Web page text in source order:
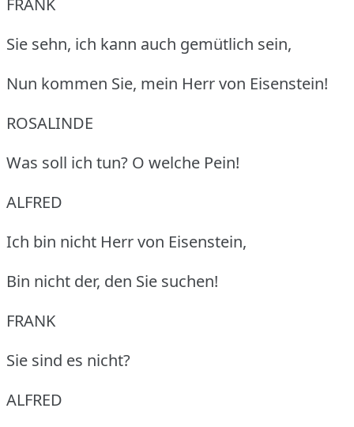
Sie sehn, ich kann auch gemütlich sein,
Nun kommen Sie, mein Herr von Eisenstein!
ROSALINDE
Was soll ich tun? O welche Pein!
ALFRED
Ich bin nicht Herr von Eisenstein,
Bin nicht der, den Sie suchen!
FRANK
Sie sind es nicht?
ALFRED